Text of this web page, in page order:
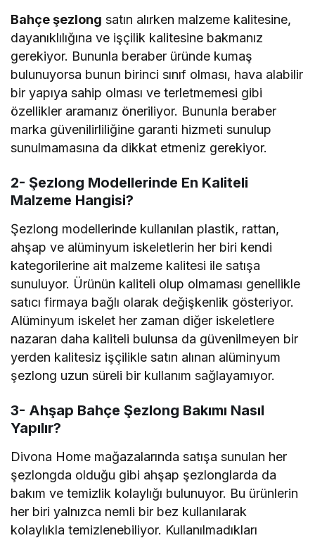
Bahçe şezlong satın alırken malzeme kalitesine,
dayanıklılığına ve işçilik kalitesine bakmanız
gerekiyor. Bununla beraber üründe kumaş
bulunuyorsa bunun birinci sınıf olması, hava alabilir
bir yapıya sahip olması ve terletmemesi gibi
özellikler aramanız öneriliyor. Bununla beraber
marka güvenilirliliğine garanti hizmeti sunulup
sunulmamasına da dikkat etmeniz gerekiyor.
2- Şezlong Modellerinde En Kaliteli
Malzeme Hangisi?
Şezlong modellerinde kullanılan plastik, rattan,
ahşap ve alüminyum iskeletlerin her biri kendi
kategorilerine ait malzeme kalitesi ile satışa
sunuluyor. Ürünün kaliteli olup olmaması genellikle
satıcı firmaya bağlı olarak değişkenlik gösteriyor.
Alüminyum iskelet her zaman diğer iskeletlere
nazaran daha kaliteli bulunsa da güvenilmeyen bir
yerden kalitesiz işçilikle satın alınan alüminyum
şezlong uzun süreli bir kullanım sağlayamıyor.
3- Ahşap Bahçe Şezlong Bakımı Nasıl
Yapılır?
Divona Home mağazalarında satışa sunulan her
şezlongda olduğu gibi ahşap şezlonglarda da
bakım ve temizlik kolaylığı bulunuyor. Bu ürünlerin
her biri yalnızca nemli bir bez kullanılarak
kolaylıkla temizlenebiliyor. Kullanılmadıkları